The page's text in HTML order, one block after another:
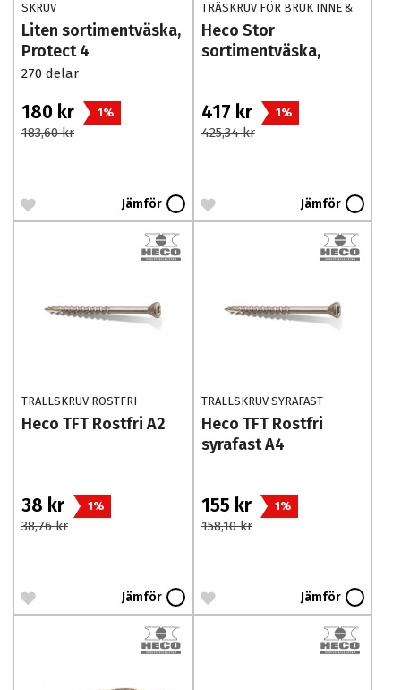
SKRUV
Liten sortimentväska,
Protect 4
270 delar
180 kr 1%
183,60 kr
Jämför
TRÄSKRUV FÖR BRUK INNE &
UTE
Heco Stor
sortimentväska,
417 kr 1%
425,34 kr
Jämför
TRALLSKRUV ROSTFRI
Heco TFT Rostfri A2
38 kr 1%
38,76 kr
Jämför
TRALLSKRUV SYRAFAST
Heco TFT Rostfri
syrafast A4
155 kr 1%
158,10 kr
Jämför